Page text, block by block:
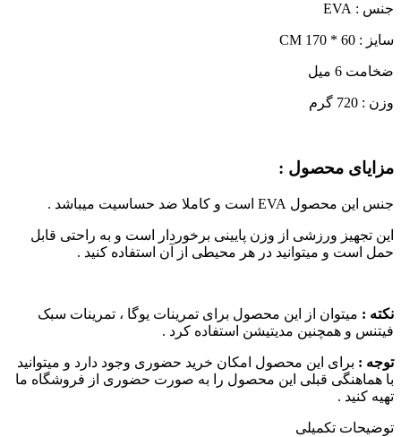
جنس : EVA
سایز : 60 * 170 CM
ضخامت 6 میل
وزن : 720 گرم
مزایای محصول :
جنس این محصول EVA است و کاملا ضد حساسیت میباشد .
این تجهیز ورزشی از وزن پایینی برخوردار است و به راحتی قابل
حمل است و میتوانید در هر محیطی از آن استفاده کنید .
نکته : میتوان از این محصول برای تمرینات یوگا ، تمرینات سبک
فیتنس و همچنین مدیتیشن استفاده کرد .
توجه : برای این محصول امکان خرید حضوری وجود دارد و میتوانید
با هماهنگی قبلی این محصول را به صورت حضوری از فروشگاه ما
تهیه کنید .
توضیحات تکمیلی